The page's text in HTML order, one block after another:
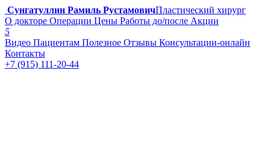
Сунгатуллин Рамиль РустамовичПластический хирург
О докторе Операции Цены Работы до/после Акции
5
Видео Пациентам Полезное Отзывы Консультации-онлайн
Контакты
+7 (915) 111-20-44